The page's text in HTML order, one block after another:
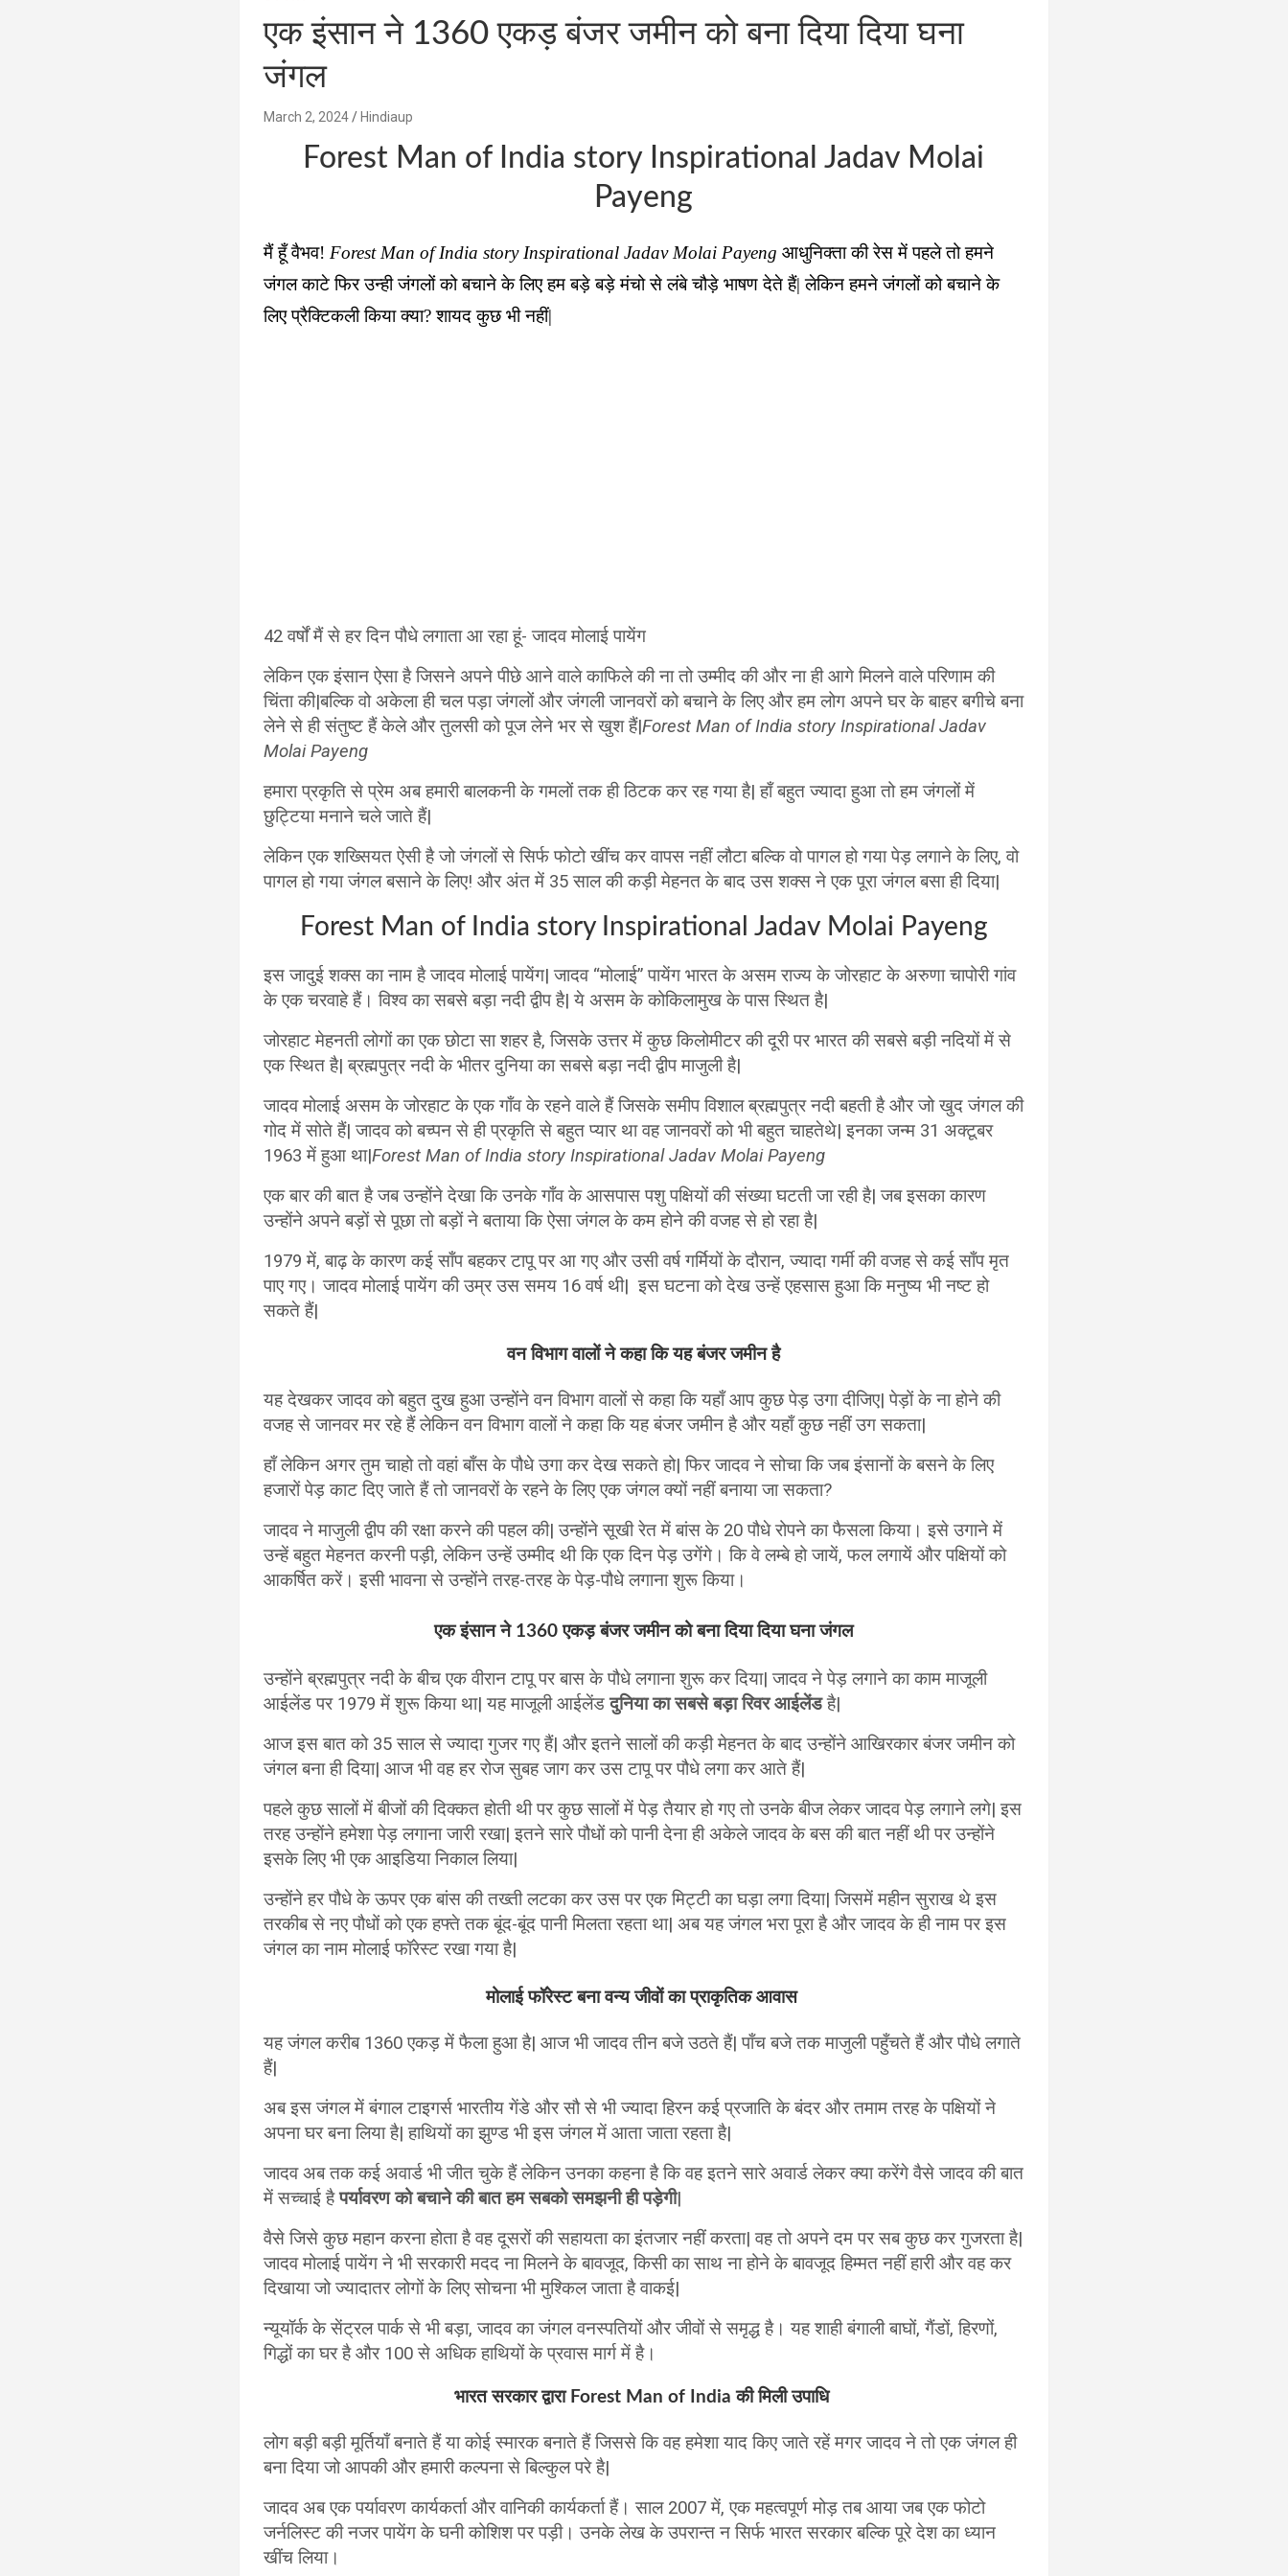
एक इंसान ने 1360 एकड़ बंजर जमीन को बना दिया दिया घना
जंगल
March 2, 2024 Hindiaup
Forest Man of India story Inspirational Jadav Molai
Payeng
मैं हूँ वैभव! Forest Man of India story Inspirational Jadav Molai Payeng आधुनिक्ता की रेस में पहले तो हमने
जंगल काटे फिर उन्ही जंगलों को बचाने के लिए हम बड़े बड़े मंचो से लंबे चौड़े भाषण देते हैं| लेकिन हमने जंगलों को बचाने के
लिए प्रैक्टिकली किया क्या? शायद कुछ भी नहीं|
42 वर्षों मैं से हर दिन पौधे लगाता आ रहा हूं- जादव मोलाई पायेंग
लेकिन एक इंसान ऐसा है जिसने अपने पीछे आने वाले काफिले की ना तो उम्मीद की और ना ही आगे मिलने वाले परिणाम की
चिंता की|बल्कि वो अकेला ही चल पड़ा जंगलों और जंगली जानवरों को बचाने के लिए और हम लोग अपने घर के बाहर बगीचे बना
लेने से ही संतुष्ट हैं केले और तुलसी को पूज लेने भर से खुश हैं|Forest Man of India story Inspirational Jadav
Molai Payeng
हमारा प्रकृति से प्रेम अब हमारी बालकनी के गमलों तक ही ठिटक कर रह गया है| हाँ बहुत ज्यादा हुआ तो हम जंगलों में
छुट्टिया मनाने चले जाते हैं|
लेकिन एक शख्सियत ऐसी है जो जंगलों से सिर्फ फोटो खींच कर वापस नहीं लौटा बल्कि वो पागल हो गया पेड़ लगाने के लिए, वो
पागल हो गया जंगल बसाने के लिए! और अंत में 35 साल की कड़ी मेहनत के बाद उस शक्स ने एक पूरा जंगल बसा ही दिया|
Forest Man of India story Inspirational Jadav Molai Payeng
इस जादुई शक्स का नाम है जादव मोलाई पायेंग| जादव “मोलाई” पायेंग भारत के असम राज्य के जोरहाट के अरुणा चापोरी गांव
के एक चरवाहे हैं। विश्व का सबसे बड़ा नदी द्वीप है| ये असम के कोकिलामुख के पास स्थित है|
जोरहाट मेहनती लोगों का एक छोटा सा शहर है, जिसके उत्तर में कुछ किलोमीटर की दूरी पर भारत की सबसे बड़ी नदियों में से
एक स्थित है| ब्रह्मपुत्र नदी के भीतर दुनिया का सबसे बड़ा नदी द्वीप माजुली है|
जादव मोलाई असम के जोरहाट के एक गाँव के रहने वाले हैं जिसके समीप विशाल ब्रह्मपुत्र नदी बहती है और जो खुद जंगल की
गोद में सोते हैं| जादव को बच्पन से ही प्रकृति से बहुत प्यार था वह जानवरों को भी बहुत चाहतेथे| इनका जन्म 31 अक्टूबर
1963 में हुआ था|Forest Man of India story Inspirational Jadav Molai Payeng
एक बार की बात है जब उन्होंने देखा कि उनके गाँव के आसपास पशु पक्षियों की संख्या घटती जा रही है| जब इसका कारण
उन्होंने अपने बड़ों से पूछा तो बड़ों ने बताया कि ऐसा जंगल के कम होने की वजह से हो रहा है|
1979 में, बाढ़ के कारण कई साँप बहकर टापू पर आ गए और उसी वर्ष गर्मियों के दौरान, ज्यादा गर्मी की वजह से कई साँप मृत
पाए गए। जादव मोलाई पायेंग की उम्र उस समय 16 वर्ष थी| इस घटना को देख उन्हें एहसास हुआ कि मनुष्य भी नष्ट हो
सकते हैं|
वन विभाग वालों ने कहा कि यह बंजर जमीन है
यह देखकर जादव को बहुत दुख हुआ उन्होंने वन विभाग वालों से कहा कि यहाँ आप कुछ पेड़ उगा दीजिए| पेड़ों के ना होने की
वजह से जानवर मर रहे हैं लेकिन वन विभाग वालों ने कहा कि यह बंजर जमीन है और यहाँ कुछ नहीं उग सकता|
हाँ लेकिन अगर तुम चाहो तो वहां बाँस के पौधे उगा कर देख सकते हो| फिर जादव ने सोचा कि जब इंसानों के बसने के लिए
हजारों पेड़ काट दिए जाते हैं तो जानवरों के रहने के लिए एक जंगल क्यों नहीं बनाया जा सकता?
जादव ने माजुली द्वीप की रक्षा करने की पहल की| उन्होंने सूखी रेत में बांस के 20 पौधे रोपने का फैसला किया। इसे उगाने में
उन्हें बहुत मेहनत करनी पड़ी, लेकिन उन्हें उम्मीद थी कि एक दिन पेड़ उगेंगे। कि वे लम्बे हो जायें, फल लगायें और पक्षियों को
आकर्षित करें। इसी भावना से उन्होंने तरह-तरह के पेड़-पौधे लगाना शुरू किया।
एक इंसान ने 1360 एकड़ बंजर जमीन को बना दिया दिया घना जंगल
उन्होंने ब्रह्मपुत्र नदी के बीच एक वीरान टापू पर बास के पौधे लगाना शुरू कर दिया| जादव ने पेड़ लगाने का काम माजूली
आईलेंड पर 1979 में शुरू किया था| यह माजूली आईलेंडदुनिया का सबसेबड़ा रिवर आईलेंडहै|
आज इस बात को 35 साल से ज्यादा गुजर गए हैं| और इतने सालों की कड़ी मेहनत के बाद उन्होंने आखिरकार बंजर जमीन को
जंगल बना ही दिया| आज भी वह हर रोज सुबह जाग कर उस टापू पर पौधे लगा कर आते हैं|
पहले कुछ सालों में बीजों की दिक्कत होती थी पर कुछ सालों में पेड़ तैयार हो गए तो उनके बीज लेकर जादव पेड़ लगाने लगे| इस
तरह उन्होंने हमेशा पेड़ लगाना जारी रखा| इतने सारे पौधों को पानी देना ही अकेले जादव के बस की बात नहीं थी पर उन्होंने
इसके लिए भी एक आइडिया निकाल लिया|
उन्होंने हर पौधे के ऊपर एक बांस की तख्ती लटका कर उस पर एक मिट्टी का घड़ा लगा दिया| जिसमें महीन सुराख थे इस
तरकीब से नए पौधों को एक हफ्ते तक बूंद-बूंद पानी मिलता रहता था| अब यह जंगल भरा पूरा है और जादव के ही नाम पर इस
जंगल का नाम मोलाई फॉरेस्ट रखा गया है|
मोलाई फॉरेस्ट बना वन्य जीवों का प्राकृतिक आवास
यह जंगल करीब 1360 एकड़ में फैला हुआ है| आज भी जादव तीन बजे उठते हैं| पाँच बजे तक माजुली पहुँचते हैं और पौधे लगाते
हैं|
अब इस जंगल में बंगाल टाइगर्स भारतीय गेंडे और सौ से भी ज्यादा हिरन कई प्रजाति के बंदर और तमाम तरह के पक्षियों ने
अपना घर बना लिया है| हाथियों का झुण्ड भी इस जंगल में आता जाता रहता है|
जादव अब तक कई अवार्ड भी जीत चुके हैं लेकिन उनका कहना है कि वह इतने सारे अवार्ड लेकर क्या करेंगे वैसे जादव की बात
में सच्चाई हैपर्यावरण को बचाने की बात हम सबको समझनी ही पड़ेगी|
वैसे जिसे कुछ महान करना होता है वह दूसरों की सहायता का इंतजार नहीं करता| वह तो अपने दम पर सब कुछ कर गुजरता है|
जादव मोलाई पायेंग ने भी सरकारी मदद ना मिलने के बावजूद, किसी का साथ ना होने के बावजूद हिम्मत नहीं हारी और वह कर
दिखाया जो ज्यादातर लोगों के लिए सोचना भी मुश्किल जाता है वाकई|
न्यूयॉर्क के सेंट्रल पार्क से भी बड़ा, जादव का जंगल वनस्पतियों और जीवों से समृद्ध है। यह शाही बंगाली बाघों, गैंडों, हिरणों,
गिद्धों का घर है और 100 से अधिक हाथियों के प्रवास मार्ग में है।
भारत सरकार द्वारा Forest Man of India की मिली उपाधि
लोग बड़ी बड़ी मूर्तियाँ बनाते हैं या कोई स्मारक बनाते हैं जिससे कि वह हमेशा याद किए जाते रहें मगर जादव ने तो एक जंगल ही
बना दिया जो आपकी और हमारी कल्पना से बिल्कुल परे है|
जादव अब एक पर्यावरण कार्यकर्ता और वानिकी कार्यकर्ता हैं। साल 2007 में, एक महत्वपूर्ण मोड़ तब आया जब एक फोटो
जर्नलिस्ट की नजर पायेंग के घनी कोशिश पर पड़ी। उनके लेख के उपरान्त न सिर्फ भारत सरकार बल्कि पूरे देश का ध्यान
खींच लिया।